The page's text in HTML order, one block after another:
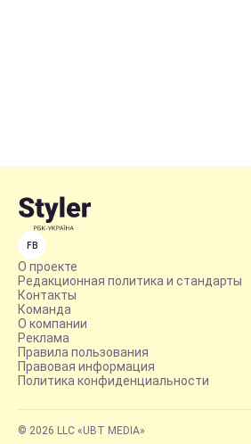
FB
О проекте
Редакционная политика и стандарты
Контакты
Команда
О компании
Реклама
Правила пользования
Правовая информация
Политика конфиденциальности
© 2026 LLC «UBT MEDIA»